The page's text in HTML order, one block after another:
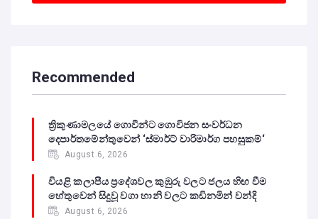
Recommended
ත්‍රිකුණාමලයේ ගොවීන්ට ගොවිජන සංවර්ධන
දෙපාර්තමේන්තුවෙන් ‘ස්මාර්ට් වාරිමාර්ග පහසුකම්‘
August 6, 2026
වියළි කලාපීය ප්‍රදේශවල කුඹුරු වලට ජලය හිඟ වීම
හේතුවෙන් සිදුවූ වගා හානි වලට කඩිනමින් වන්දි
August 6, 2026